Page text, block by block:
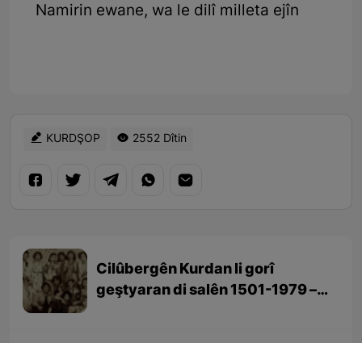
Namirin ewane, wa le dilî milleta ejîn
KURDŞOP 2552 Dîtin
Cilûbergên Kurdan li gorî
geştyaran di salên 1501-1979 –